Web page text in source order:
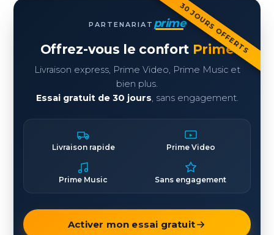
30 JOURS OFFERTS
PARTENARIAT prime
Offrez-vous le confort Prime
Livraison express, Prime Video, Prime Music et
bien plus.
Essai gratuit de 30 jours, sans engagement.
Livraison rapide Prime Video
Prime Music Sans engagement
Activer mon essai gratuit